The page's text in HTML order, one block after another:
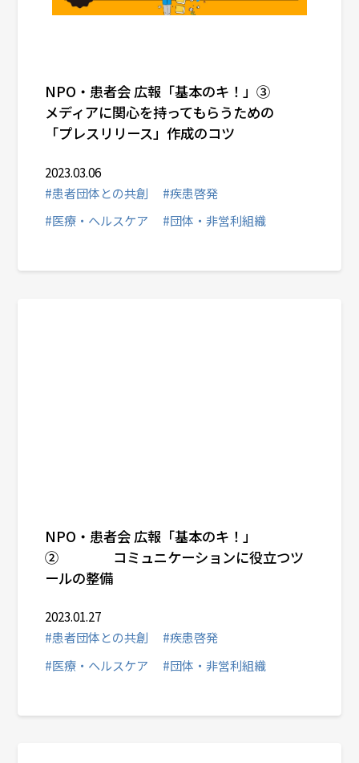
NPO・患者会 広報「基本のキ！」③
メディアに関心を持ってもらうための
「プレスリリース」作成のコツ
2023.03.06
#患者団体との共創
#疾患啓発
#医療・ヘルスケア
#団体・非営利組織
NPO・患者会 広報「基本のキ！」
② コミュニケーションに役立つツ
ールの整備
2023.01.27
#患者団体との共創
#疾患啓発
#医療・ヘルスケア
#団体・非営利組織